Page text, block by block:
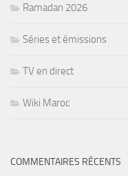
Ramadan 2026
Séries et émissions
TV en direct
Wiki Maroc
COMMENTAIRES RÉCENTS